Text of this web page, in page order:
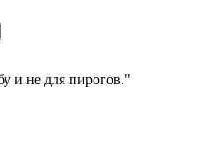
и не для пирогов."